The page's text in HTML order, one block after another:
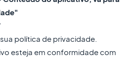
política de privacidade.
esteja em conformidade com